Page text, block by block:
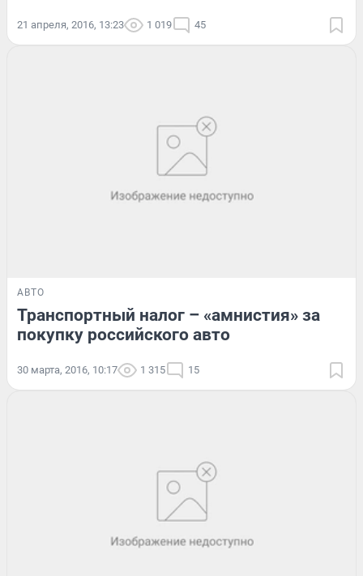
21 апреля, 2016, 13:23 1 019 45
АВТО
Транспортный налог – «амнистия» за
покупку российского авто
30 марта, 2016, 10:17 1 315 15